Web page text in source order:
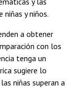
y niños.
a obtener
con los
tenga un
sugiere lo
niñas superan a